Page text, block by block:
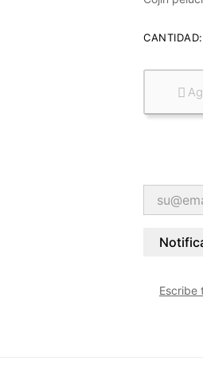
CANTIDAD:

Escribe